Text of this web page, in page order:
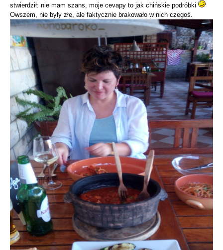
stwierdził: nie mam szans, moje cevapy to jak chińskie podróbki
Owszem, nie były złe, ale faktycznie brakowało w nich czegoś.